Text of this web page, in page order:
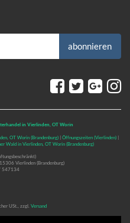
abonnieren
in Vierlinden, OT Worin
OT Worin (Brandenburg) | Öffnungszeiten (Vierlinden) |
Wald in Vierlinden, OT Worin (Brandenburg)
Vierlinden (Brandenburg)
547134
USt., zzgl. Versand